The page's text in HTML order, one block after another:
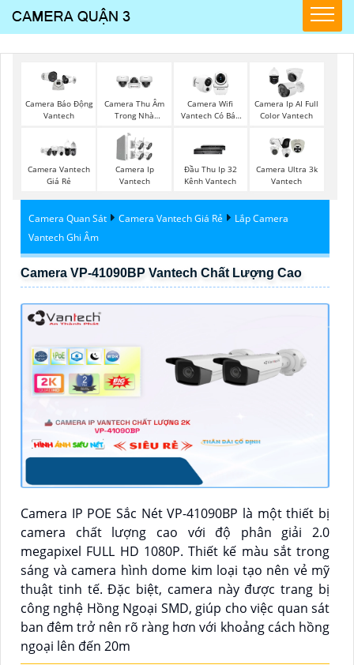
Camera Báo Động
Vantech
Camera Thu Âm
Trong Nhà
Camera Wifi
Vantech Có Báo
Camera Ip AI Full
Color Vantech
Camera Vantech
Giá Rẻ
Camera Ip
Vantech
Đầu Thu Ip 32
Kênh Vantech
Camera Ultra 3k
Vantech
Camera Quan Sát Camera Vantech Giá Rẻ
Lắp Camera
Vantech Ghi Âm
Camera VP-41090BP Vantech Chất Lượng Cao
Camera IP POE Sắc Nét VP-41090BP là một thiết bị
camera chất lượng cao với độ phân giải 2.0
megapixel FULL HD 1080P. Thiết kế màu sắt trong
sáng và camera hình dome kim loại tạo nên vẻ mỹ
thuật tinh tế. Đặc biệt, camera này được trang bị
công nghệ Hồng Ngoại SMD, giúp cho việc quan sát
ban đêm trở nên rõ ràng hơn với khoảng cách hồng
ngoại lên đến 20m